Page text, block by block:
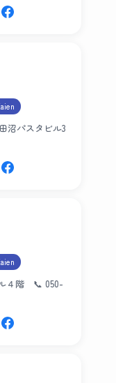
沼パスタビル3
４階 📞 050-